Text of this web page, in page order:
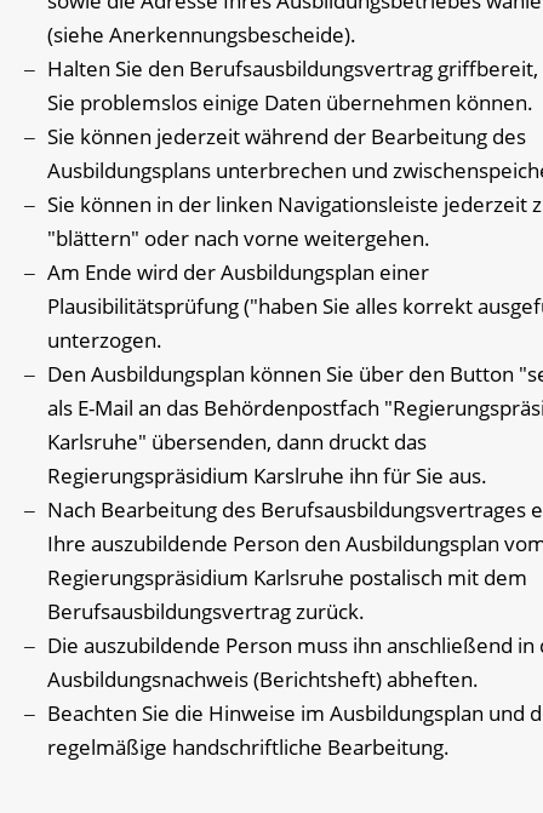
(siehe Anerkennungsbescheide).
Halten Sie den Berufsausbildungsvertrag
Sie problemslos einige Daten übernehmen können.
Sie können jederzeit während der Bearbeitung des
Ausbildungsplans unterbrechen und
Sie können in der linken Navigationsleiste jederzeit
"blättern" oder nach vorne weitergehen.
Am Ende wird der Ausbildungsplan einer
Plausibilitätsprüfung ("haben Sie alles korrekt
unterzogen.
Den Ausbildungsplan können Sie über den Button
als E-Mail an das Behördenpostfach
Karlsruhe" übersenden, dann druckt das
Regierungspräsidium Karslruhe ihn für Sie aus.
Nach Bearbeitung des Berufsausbildungsvertrages
Ihre auszubildende Person den Ausbildungsplan
Regierungspräsidium Karlsruhe postalisch mit dem
Berufsausbildungsvertrag zurück.
Die auszubildende Person muss ihn anschließend in
Ausbildungsnachweis (Berichtsheft) abheften.
Beachten Sie die Hinweise im Ausbildungsplan und
regelmäßige handschriftliche Bearbeitung.